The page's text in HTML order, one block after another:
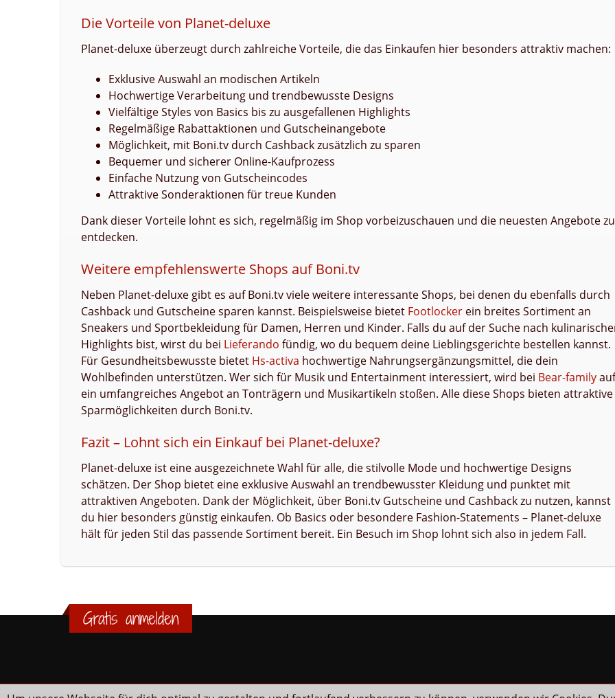
Die Vorteile von Planet-deluxe
Planet-deluxe überzeugt durch zahlreiche Vorteile, die das Einkaufen hier besonders attraktiv machen:
Exklusive Auswahl an modischen Artikeln
Hochwertige Verarbeitung und trendbewusste Designs
Vielfältige Styles von Basics bis zu ausgefallenen Highlights
Regelmäßige Rabattaktionen und Gutscheinangebote
Möglichkeit, mit Boni.tv durch Cashback zusätzlich zu sparen
Bequemer und sicherer Online-Kaufprozess
Einfache Nutzung von Gutscheincodes
Attraktive Sonderaktionen für treue Kunden
Dank dieser Vorteile lohnt es sich, regelmäßig im Shop vorbeizuschauen und die neuesten Angebote zu
entdecken.
Weitere empfehlenswerte Shops auf Boni.tv
Neben Planet-deluxe gibt es auf Boni.tv viele weitere interessante Shops, bei denen du ebenfalls durch
Cashback und Gutscheine sparen kannst. Beispielsweise bietet Footlocker ein breites Sortiment an
Sneakers und Sportbekleidung für Damen, Herren und Kinder. Falls du auf der Suche nach
Highlights bist, wirst du bei Lieferando fündig, wo du bequem deine Lieblingsgerichte bestellen kannst.
Für Gesundheitsbewusste bietet Hs-activa hochwertige Nahrungsergänzungsmittel, die dein
Wohlbefinden unterstützen. Wer sich für Musik und Entertainment interessiert, wird bei Bear-familyauf
ein umfangreiches Angebot an Tonträgern und Musikartikeln stoßen. Alle diese Shops bieten attraktive
Sparmöglichkeiten durch Boni.tv.
Fazit – Lohnt sich ein Einkauf bei Planet-deluxe?
Planet-deluxe ist eine ausgezeichnete Wahl für alle, die stilvolle Mode und hochwertige Designs
schätzen. Der Shop bietet eine exklusive Auswahl an trendbewusster Kleidung und punktet mit
attraktiven Angeboten. Dank der Möglichkeit, über Boni.tv Gutscheine und Cashback zu nutzen, kannst
du hier besonders günstig einkaufen. Ob Basics oder besondere Fashion-Statements – Planet-deluxe
hält für jeden Stil das passende Sortiment bereit. Ein Besuch im Shop lohnt sich also in jedem Fall.
Gratis anmelden